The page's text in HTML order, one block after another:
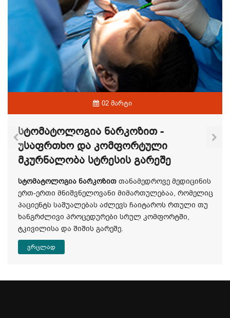
02 მარტი
Სტომატოლოგია Ნარკოზით -
Უსაფრთხო Და Კომფორტული
Მკურნალობა Სტრესის Გარეშე
სტომატოლოგია ნარკოზით თანამედროვე მედიცინის
ერთ-ერთი მნიშვნელოვანი მიმართულებაა, რომელიც
პაციენტს საშუალებას აძლევს ჩაიტაროს რთული თუ
ხანგრძლივი პროცედურები სრულ კომფორტში,
ტკივილისა და შიშის გარეშე.
ვრცლად